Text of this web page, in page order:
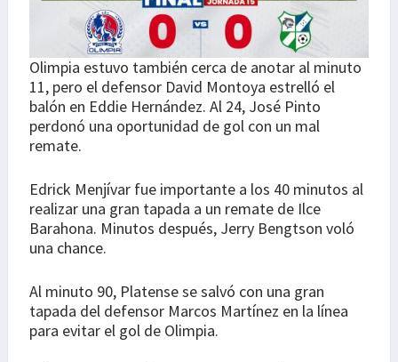
Olimpia estuvo también cerca de anotar al minuto
11, pero el defensor David Montoya estrelló el
balón en Eddie Hernández. Al 24, José Pinto
perdonó una oportunidad de gol con un mal
remate.
Edrick Menjívar fue importante a los 40 minutos al
realizar una gran tapada a un remate de Ilce
Barahona. Minutos después, Jerry Bengtson voló
una chance.
Al minuto 90, Platense se salvó con una gran
tapada del defensor Marcos Martínez en la línea
para evitar el gol de Olimpia.